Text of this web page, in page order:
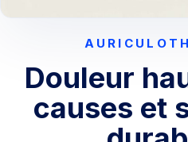
Douleur
causes et